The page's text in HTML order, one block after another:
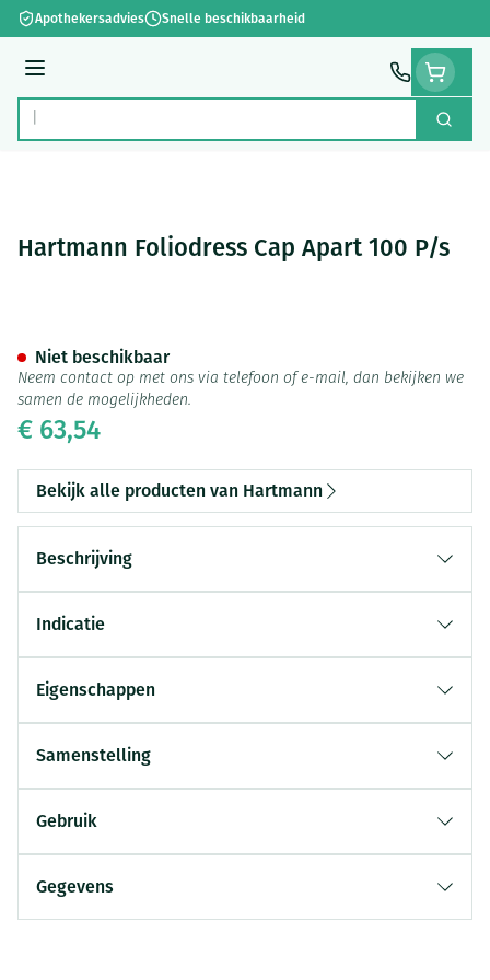
Ga naar de inhoud
Apothekersadvies Snelle beschikbaarheid
Menu
Product, merk, categorie... Zoek
Hartmann Foliodress Cap Apart 100 P/s
€ 63,54
Niet beschikbaar
Neem contact op met ons via telefoon of e-mail, dan bekijken we
samen de mogelijkheden.
Bekijk alle producten van Hartmann
Beschrijving
Indicatie
Eigenschappen
Samenstelling
Gebruik
Gegevens